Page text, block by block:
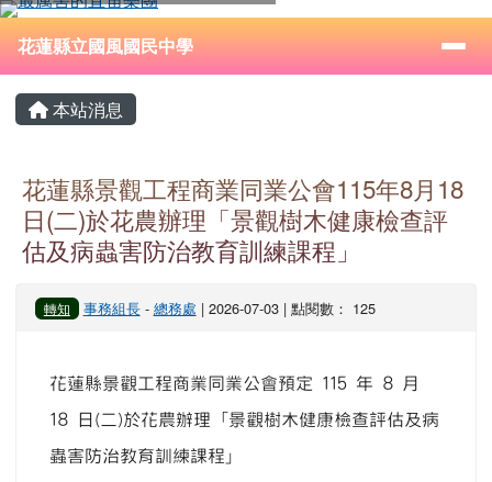
跳至主內容區
花蓮縣立國風國民中學
⏸
導覽列
花蓮縣立國風國民中學
主內容區域
本站消息
花蓮縣景觀工程商業同業公會115年8月18
日(二)於花農辦理「景觀樹木健康檢查評
估及病蟲害防治教育訓練課程」
轉知 事務組長- 總務處 | 2026-07-03 | 點閱數： 125
花蓮縣景觀工程商業同業公會預定 115 年 8 月
18 日(二)於花農辦理「景觀樹木健康檢查評估及病
蟲害防治教育訓練課程」
頁尾區域